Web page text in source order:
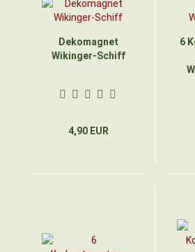
Dekomagnet
Wikinger-Schiff
4,90 EUR
6